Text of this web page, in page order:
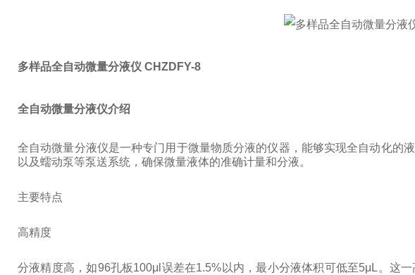
多样品全自动微量分液仪 CHZDFY-8
全自动微量分液仪介绍
全自动微量分液仪是一种专门用于微量物质分液的仪器，能够实现全自动化的
以及蠕动泵等泵送系统，确保微量液体的准确计量和分液。
主要特点
高精度
分液精度高，如96孔板100μl误差在1.5%以内，最小分液体积可低至5μL。这